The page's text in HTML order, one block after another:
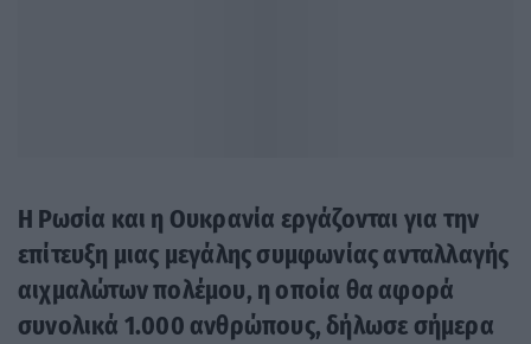
Η Ρωσία και η Ουκρανία εργάζονται για την
επίτευξη μιας μεγάλης συμφωνίας ανταλλαγής
αιχμαλώτων πολέμου, η οποία θα αφορά
συνολικά 1.000 ανθρώπους, δήλωσε σήμερα